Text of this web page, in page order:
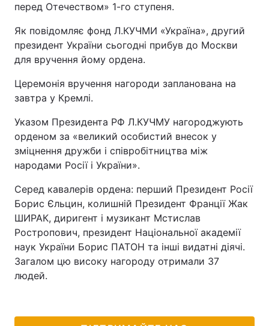
перед Отечеством» 1-го ступеня.
Як повідомляє фонд Л.КУЧМИ «Україна», другий
президент України сьогодні прибув до Москви
для вручення йому ордена.
Церемонія вручення нагороди запланована на
завтра у Кремлі.
Указом Президента РФ Л.КУЧМУ нагороджують
орденом за «великий особистий внесок у
зміцнення дружби і співробітництва між
народами Росії і України».
Серед кавалерів ордена: перший Президент Росії
Борис Єльцин, колишній Президент Франції Жак
ШИРАК, диригент і музикант Мстислав
Ростропович, президент Національної академії
наук України Борис ПАТОН та інші видатні діячі.
Загалом цю високу нагороду отримали 37
людей.